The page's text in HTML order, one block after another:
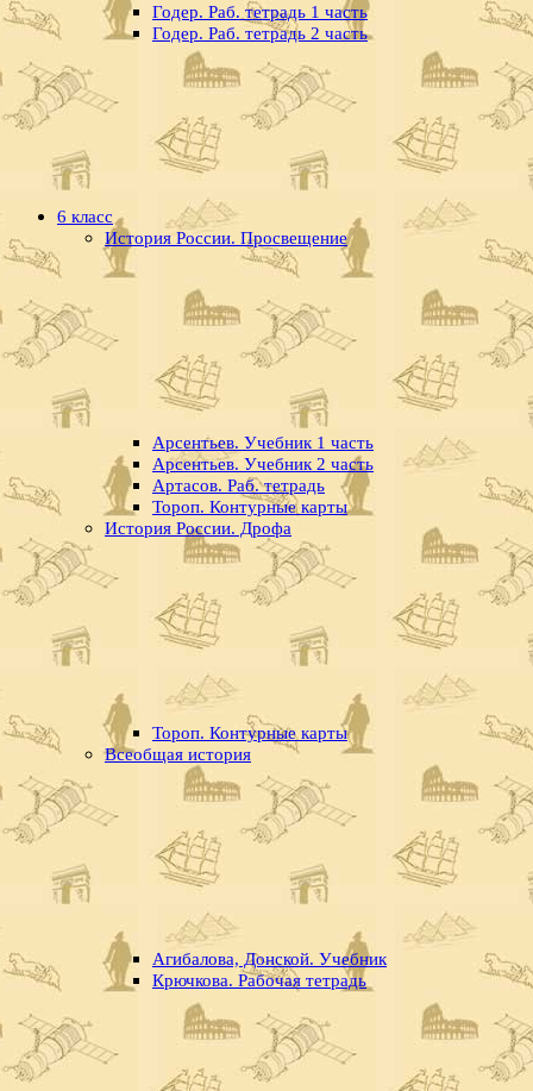
Годер. Раб. тетрадь 1 часть
Годер. Раб. тетрадь 2 часть
6 класс
История России. Просвещение
Арсентьев. Учебник 1 часть
Арсентьев. Учебник 2 часть
Артасов. Раб. тетрадь
Тороп. Контурные карты
История России. Дрофа
Тороп. Контурные карты
Всеобщая история
Агибалова, Донской. Учебник
Крючкова. Рабочая тетрадь